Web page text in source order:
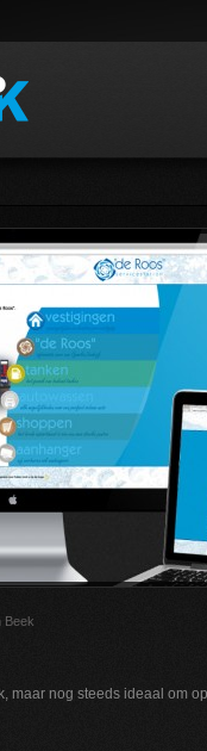
Beek
maar nog steeds ideaal om